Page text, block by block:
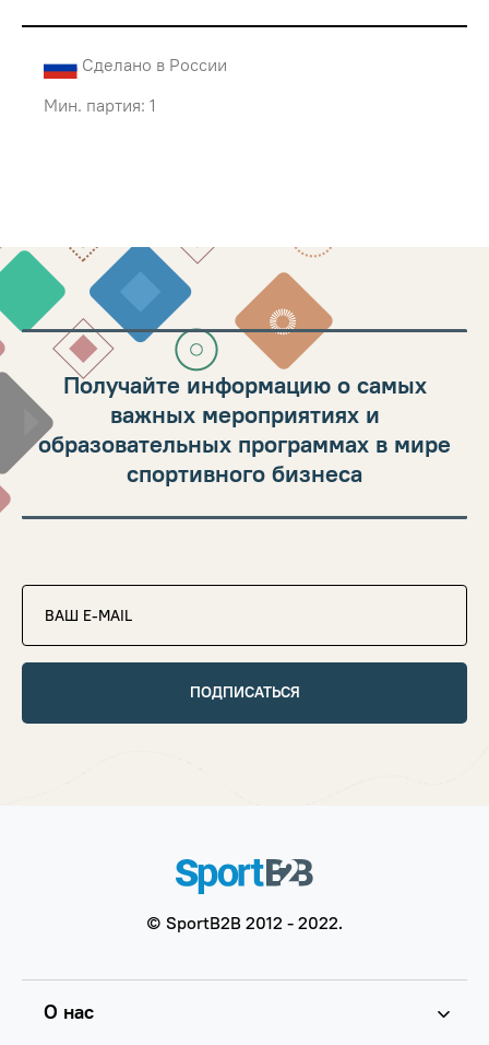
Сделано в России
Мин. партия: 1
Получайте информацию о самых
важных мероприятиях и
образовательных программах в мире
спортивного бизнеса
ПОДПИСАТЬСЯ
© SportB2B 2012 - 2022.
О нас